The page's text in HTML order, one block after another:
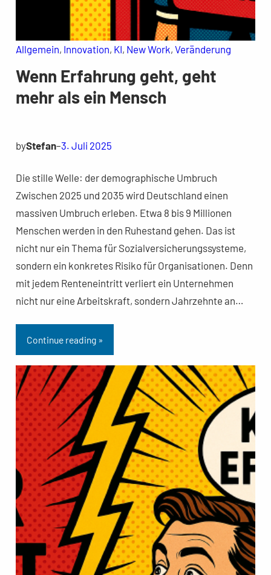
Allgemein, Innovation, KI, New Work, Veränderung
Wenn Erfahrung geht, geht
mehr als ein Mensch
byStefan–3. Juli 2025
Die stille Welle: der demographische Umbruch
Zwischen 2025 und 2035 wird Deutschland einen
massiven Umbruch erleben. Etwa 8 bis 9 Millionen
Menschen werden in den Ruhestand gehen. Das ist
nicht nur ein Thema für Sozialversicherungssysteme,
sondern ein konkretes Risiko für Organisationen. Denn
mit jedem Renteneintritt verliert ein Unternehmen
nicht nur eine Arbeitskraft, sondern Jahrzehnte an…
Continue reading »